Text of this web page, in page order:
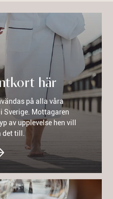
här
på alla våra
Sverige. Mottagaren
av upplevelse hen vill
det till.